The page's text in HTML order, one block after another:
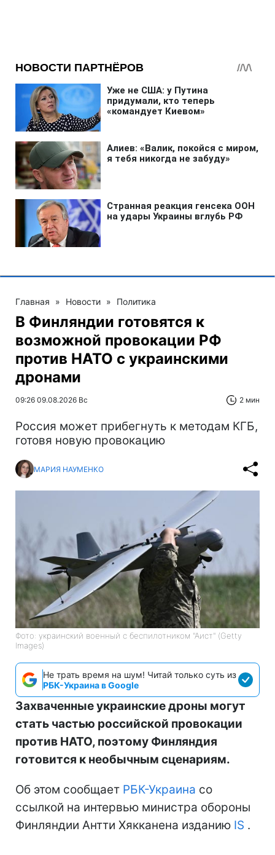
Главная » Новости » Политика
В Финляндии готовятся к
возможной провокации РФ
против НАТО с украинскими
дронами
09:26 09.08.2026 Вс 2 мин
Россия может прибегнуть к методам КГБ,
готовя новую провокацию
МАРИЯ НАУМЕНКО
Фото: украинский военный с беспилотником "Аист" (Getty
Images)
Не трать время на шум! Читай только суть из
РБК-Украина в Google
Захваченные украинские дроны могут
стать частью российской провокации
против НАТО, поэтому Финляндия
готовится к необычным сценариям.
Об этом сообщает РБК-Украина со
ссылкой на интервью министра обороны
Финляндии Антти Хякканена изданию IS .